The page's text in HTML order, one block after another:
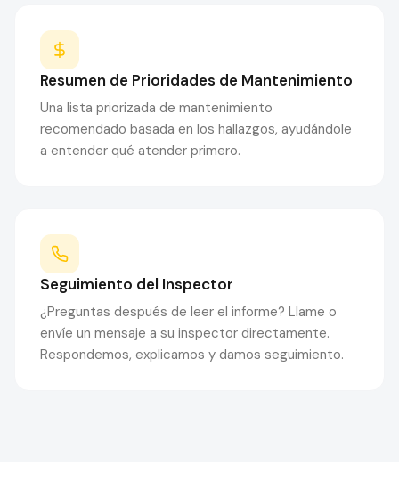
Resumen de Prioridades de Mantenimiento
Una lista priorizada de mantenimiento
recomendado basada en los hallazgos, ayudándole
a entender qué atender primero.
Seguimiento del Inspector
¿Preguntas después de leer el informe? Llame o
envíe un mensaje a su inspector directamente.
Respondemos, explicamos y damos seguimiento.